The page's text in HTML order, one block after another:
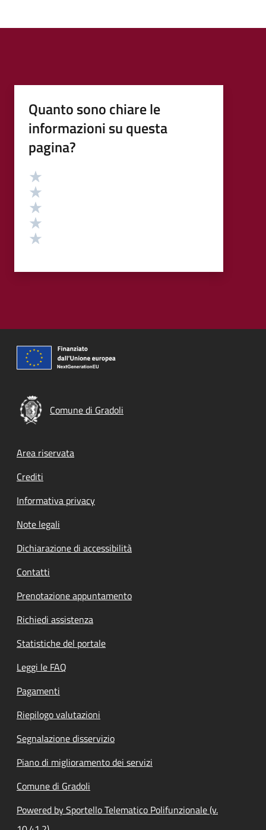
Quanto sono chiare le
informazioni su questa
pagina?
Valutazione
Comune di Gradoli
Footer menu
Area riservata
Crediti
Informativa privacy
Note legali
Dichiarazione di accessibilità
Contatti
Prenotazione appuntamento
Richiedi assistenza
Statistiche del portale
Leggi le FAQ
Pagamenti
Riepilogo valutazioni
Segnalazione disservizio
Piano di miglioramento dei servizi
Comune di Gradoli
Powered by Sportello Telematico Polifunzionale (v.